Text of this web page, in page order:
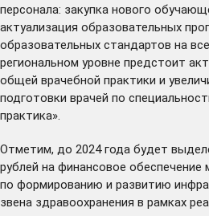
персонала: закупка нового
актуализация образовательных
образовательных стандартов на
региональном уровне предстоит
общей врачебной практики и
подготовки врачей по
практика».
Отметим, до 2024 года будет
рублей на финансовое обеспечение
по формированию и развитию
звена здравоохранения в рамках